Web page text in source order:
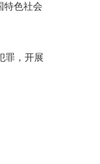
特色社会
罪，开展